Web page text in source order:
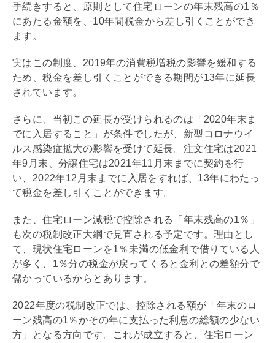
手続きすると、原則として住宅ローンの年末残高の1％
にあたる金額を、10年間税金から差し引くことができ
ます。
実はこの制度、2019年の消費税増税の影響を緩和する
ため、税金を差し引くことができる期間が13年に延長
されています。
さらに、当初この延長が受けられるのは「2020年末ま
でに入居すること」が条件でしたが、新型コロナウイ
ルス感染症拡大の影響を受けて延長。注文住宅は2021
年9月末、分譲住宅は2021年11月末までに契約を行
い、2022年12月末までに入居をすれば、13年にわたっ
て税金を差し引くことができます。
また、住宅ローン減税で控除される「年末残高の1％」
も次の税制改正大綱で見直される予定です。理由とし
て、現状住宅ローン を1％未満の低金利で借りている人
が多く、1％分の税金が戻ってくると金利との差額分で
儲かっているからとあります。
2022年度の税制改正では、控除される額が「年末のロ
ーン残高の1％かその年に支払った利息の総額の少ない
方」となる方向です。これが成立すると、 住宅ローン